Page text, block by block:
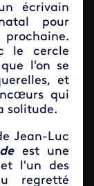
écrivain
pour
le cercle
l'on se
et
qui
solitude.
Jean-Luc
est une
et l'un des
regretté